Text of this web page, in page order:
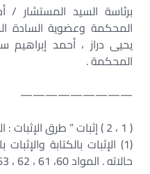
برئاسة السيد
المحكمة وعضوية السادة
يحيى دراز ، أحمد
المحكمة .
—————————
( 1 ، 2 ) إثبات ” طرق الإثبات : الإثبات بالكتابة ، الإثبات بالبينة ”
(1) الإثبات بالكتابة
حالاته . المواد 60، 61 ، 62 ، 63 إثبات .